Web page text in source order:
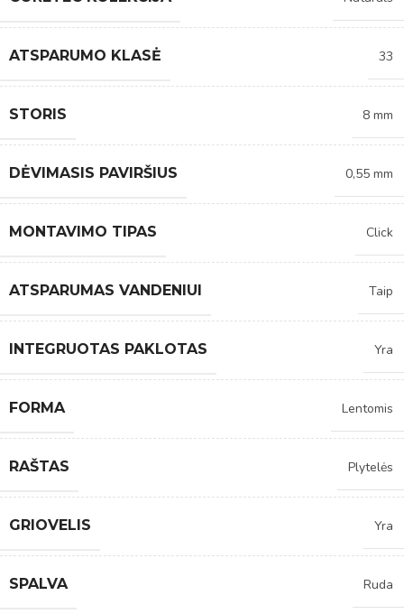
ATSPARUMO KLASĖ 33
STORIS 8 mm
DĖVIMASIS PAVIRŠIUS 0,55 mm
MONTAVIMO TIPAS Click
ATSPARUMAS VANDENIUI Taip
INTEGRUOTAS PAKLOTAS Yra
FORMA Lentomis
RAŠTAS Plytelės
GRIOVELIS Yra
SPALVA Ruda